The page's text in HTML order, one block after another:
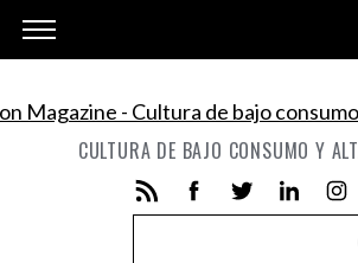
CULTURA DE BAJO CONSUMO Y